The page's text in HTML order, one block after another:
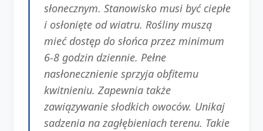
słonecznym. Stanowisko musi być ciepłe
i osłonięte od wiatru. Rośliny muszą
mieć dostęp do słońca przez minimum
6-8 godzin dziennie. Pełne
nasłonecznienie sprzyja obfitemu
kwitnieniu. Zapewnia także
zawiązywanie słodkich owoców. Unikaj
sadzenia na zagłębieniach terenu. Takie